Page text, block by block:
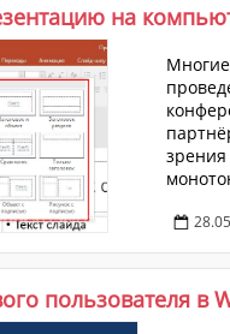
на
пользователя в